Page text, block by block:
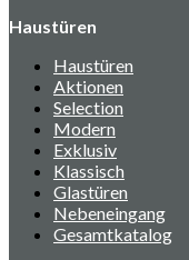
Haustüren
Haustüren
Aktionen
Selection
Modern
Exklusiv
Klassisch
Glastüren
Nebeneingang
Gesamtkatalog